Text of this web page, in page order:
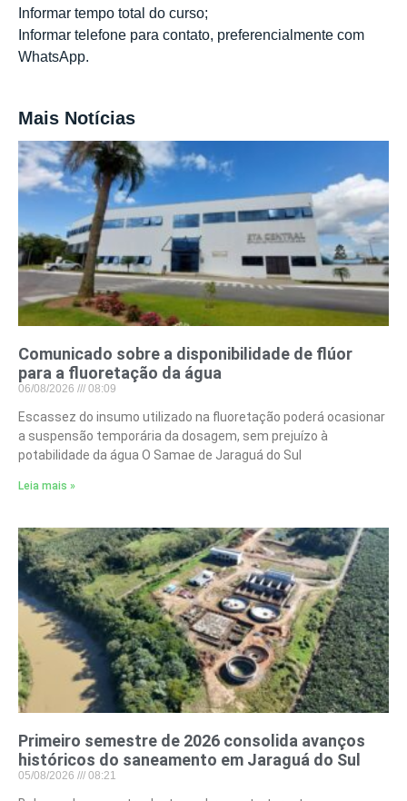
Informar tempo total do curso;
Informar telefone para contato, preferencialmente com
WhatsApp.
Mais Notícias
Comunicado sobre a disponibilidade de flúor
para a fluoretação da água
06/08/2026 08:09
Escassez do insumo utilizado na fluoretação poderá ocasionar
a suspensão temporária da dosagem, sem prejuízo à
potabilidade da água O Samae de Jaraguá do Sul
Leia mais »
Primeiro semestre de 2026 consolida avanços
históricos do saneamento em Jaraguá do Sul
05/08/2026 08:21